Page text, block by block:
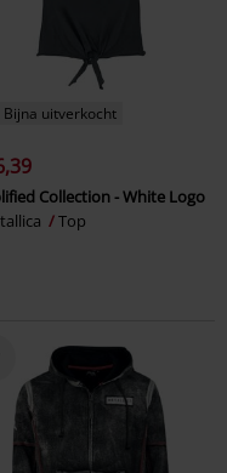
Bijna uitverkocht
Collection - White Logo
Top